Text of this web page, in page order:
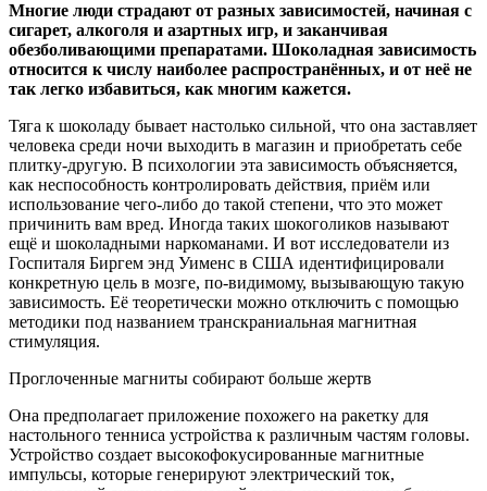
Многие люди страдают от разных зависимостей, начиная с
сигарет, алкоголя и азартных игр, и заканчивая
обезболивающими препаратами. Шоколадная зависимость
относится к числу наиболее распространённых, и от неё не
так легко избавиться, как многим кажется.
Тяга к шоколаду бывает настолько сильной, что она заставляет
человека среди ночи выходить в магазин и приобретать себе
плитку-другую. В психологии эта зависимость объясняется,
как неспособность контролировать действия, приём или
использование чего-либо до такой степени, что это может
причинить вам вред. Иногда таких шокоголиков называют
ещё и шоколадными наркоманами. И вот исследователи из
Госпиталя Биргем энд Уименс в США идентифицировали
конкретную цель в мозге, по-видимому, вызывающую такую
зависимость. Её теоретически можно отключить с помощью
методики под названием транскраниальная магнитная
стимуляция.
Проглоченные магниты собирают больше жертв
Она предполагает приложение похожего на ракетку для
настольного тенниса устройства к различным частям головы.
Устройство создает высокофокусированные магнитные
импульсы, которые генерируют электрический ток,